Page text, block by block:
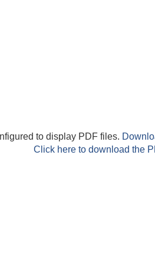
to display PDF files.
Click here to download the